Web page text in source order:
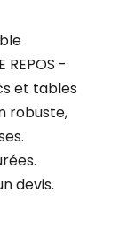
REPOS -
et tables
robuste,
devis.